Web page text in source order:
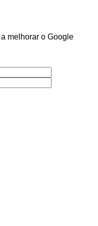
melhorar o Google